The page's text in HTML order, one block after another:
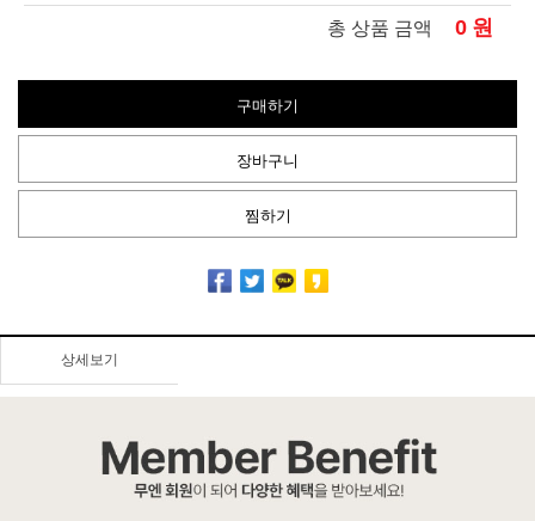
총 상품 금액 0 원
구매하기
장바구니
찜하기
상세보기